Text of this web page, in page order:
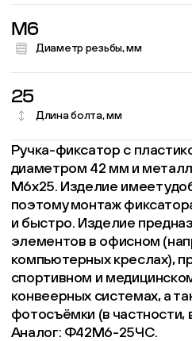
M6
Диаметр резьбы, мм
25
Длина болта, мм
Ручка-фиксатор с
диаметром 42 мм и
М6х25. Изделие имеет
поэтому монтаж
и быстро. Изделие
элементов в офисном
компьютерных креслах),
спортивном и
конвеерных системах, а
фотосъёмки (в частности,
Аналог: Ф42М6-25ЧС.